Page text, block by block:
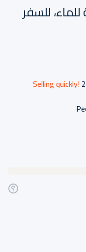
للسفر
Selling quickly!2